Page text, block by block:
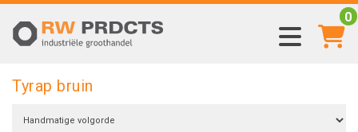
0
Tyrap bruin